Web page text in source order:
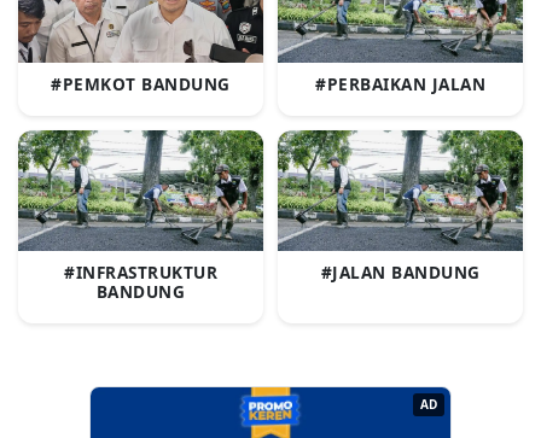
#PEMKOT BANDUNG #PERBAIKAN JALAN
#INFRASTRUKTUR
BANDUNG
#JALAN BANDUNG
AD